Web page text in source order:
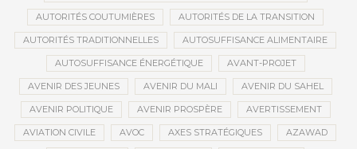
AUTORITÉS COUTUMIÈRES AUTORITÉS DE LA TRANSITION
AUTORITÉS TRADITIONNELLES AUTOSUFFISANCE ALIMENTAIRE
AUTOSUFFISANCE ÉNERGÉTIQUE AVANT-PROJET
AVENIR DES JEUNES AVENIR DU MALI AVENIR DU SAHEL
AVENIR POLITIQUE AVENIR PROSPÈRE AVERTISSEMENT
AVIATION CIVILE AVOC AXES STRATÉGIQUES AZAWAD